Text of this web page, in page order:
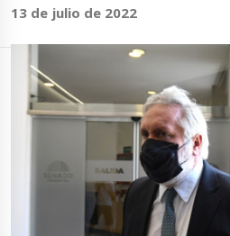
13 de julio de 2022